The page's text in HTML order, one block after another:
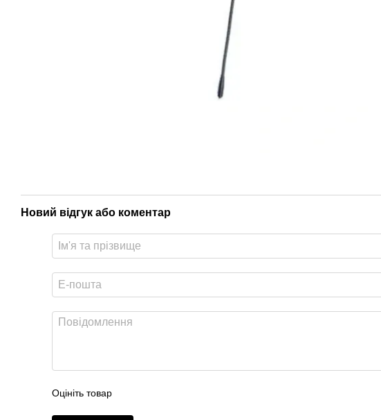
Новий відгук або коментар
Оцініть товар